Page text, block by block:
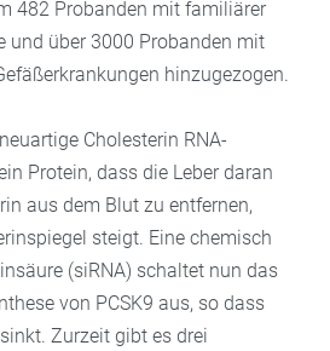
482 Probanden mit familiärer
und über 3000 Probanden mit
hinzugezogen.
Cholesterin RNA-
Protein, dass die Leber daran
aus dem Blut zu entfernen,
steigt. Eine chemisch
(siRNA) schaltet nun das
von PCSK9 aus, so dass
Zurzeit gibt es drei